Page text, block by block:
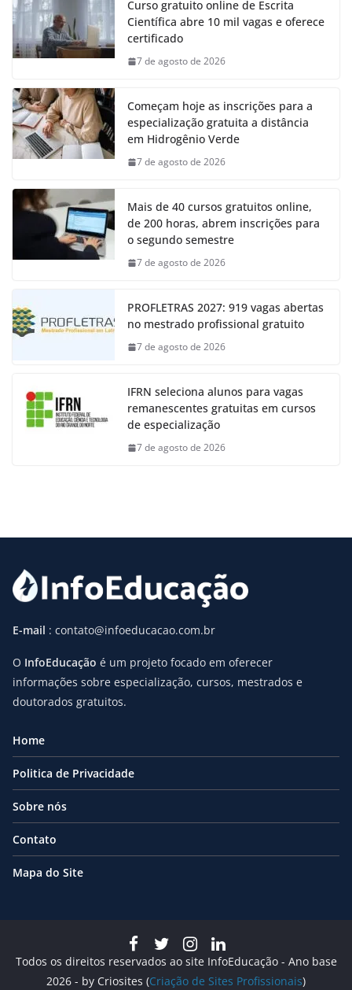
Curso gratuito online de Escrita
Científica abre 10 mil vagas e oferece
certificado
7 de agosto de 2026
Começam hoje as inscrições para a
especialização gratuita a distância
em Hidrogênio Verde
7 de agosto de 2026
Mais de 40 cursos gratuitos online,
de 200 horas, abrem inscrições para
o segundo semestre
7 de agosto de 2026
PROFLETRAS 2027: 919 vagas abertas
no mestrado profissional gratuito
7 de agosto de 2026
IFRN seleciona alunos para vagas
remanescentes gratuitas em cursos
de especialização
7 de agosto de 2026
E-mail : contato@infoeducacao.com.br
O InfoEducação é um projeto focado em oferecer
informações sobre especialização, cursos, mestrados e
doutorados gratuitos.
Home
Politica de Privacidade
Sobre nós
Contato
Mapa do Site
Todos os direitos reservados ao site InfoEducação - Ano base
2026 - by Criosites (Criação de Sites Profissionais)